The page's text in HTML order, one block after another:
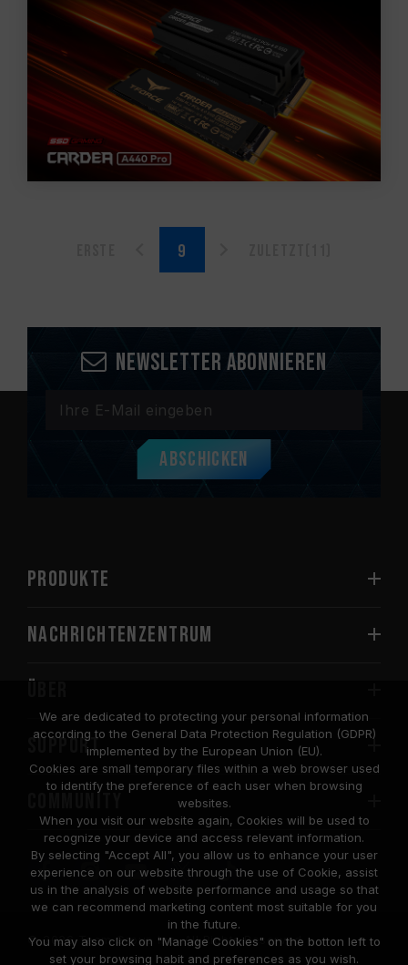
Newsletter abonnieren
Abschicken
PRODUKTE
Nachrichtenzentrum
SUPPORT
COMMUNITY
© 2026 Team Group Inc. All Rights Reserved.
We are dedicated to protecting your personal information
according to the General Data Protection Regulation (GDPR)
implemented by the European Union (EU).
Cookies are small temporary files within a web browser used
to identify the preference of each user when browsing
websites.
When you visit our website again, Cookies will be used to
recognize your device and access relevant information.
By selecting "Accept All", you allow us to enhance your user
experience on our website through the use of Cookie, assist
us in the analysis of website performance and usage so that
we can recommend marketing content most suitable for you
in the future.
You may also click on "Manage Cookies" on the botton left to
set your browsing habit and preferences as you wish.